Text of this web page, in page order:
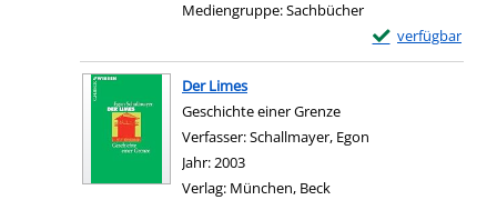
Mediengruppe:Sachbücher
verfügbar
Exemplar-Details
Zum Download
Der Limes
Geschichte einer Grenze
Verfasser:Schallmayer, Egon
Jahr:2003
Verlag: München, Beck